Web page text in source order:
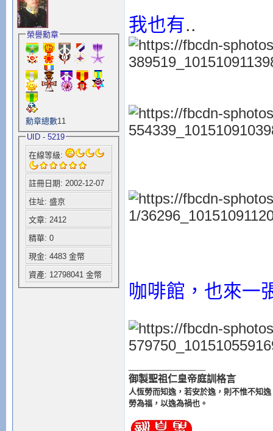
榮譽勳章
勳章總數11
UID - 5219
在線等級:
註冊日期: 2002-12-07
住址: 盛京
文章: 2412
精華: 0
現金: 4483 金幣
資產: 12798041 金幣
我也有..
咖啡館，也來一
御製聖祖仁皇帝庭訓格言
人恆勞而知逸，若安於逸，則不惟不知
勞為福，以逸為禍也。